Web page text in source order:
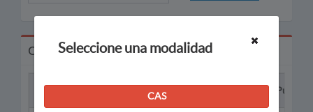
Convocatorias
Puesto
Seleccione una modalidad
CAS